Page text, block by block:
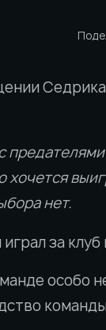
хочется
нет.
играл за
особо